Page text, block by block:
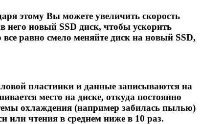
этому Вы можете увеличить скорость
него новый SSD диск, чтобы ускорить
равно смело меняйте диск на новый SSD,
пластинки и данные записываются на
место на диске, откуда постоянно
охлаждения (например забилась пылью)
или чтения в среднем ниже в 10 раз.